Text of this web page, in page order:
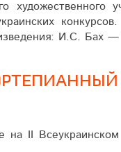
И.С. Бах
ІІ